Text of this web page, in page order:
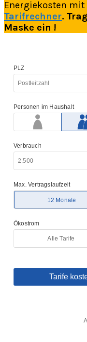
Energiekosten mit
Tarifrechner.
Maske ein !